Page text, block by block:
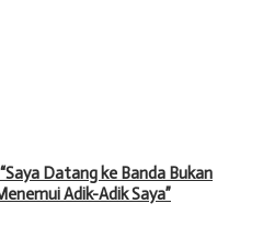
Datang ke Banda Bukan
Adik-Adik Saya”